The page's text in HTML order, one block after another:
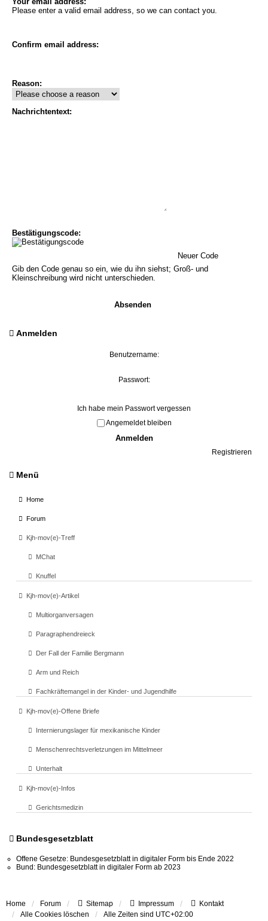
Please enter a valid email address, so we can contact you.
Confirm email address:
Reason:
Nachrichtentext:
Bestätigungscode:
Gib den Code genau so ein, wie du ihn siehst; Groß- und
Kleinschreibung wird nicht unterschieden.
Anmelden
Benutzername:
Passwort:
Ich habe mein Passwort vergessen
Angemeldet bleiben
Registrieren
Menü
Home
Forum
Kjh-mov(e)-Treff
MChat
Knuffel
Kjh-mov(e)-Artikel
Multiorganversagen
Paragraphendreieck
Der Fall der Familie Bergmann
Arm und Reich
Fachkräftemangel in der Kinder- und Jugendhilfe
Kjh-mov(e)-Offene Briefe
Internierungslager für mexikanische Kinder
Menschenrechtsverletzungen im Mittelmeer
Unterhalt
Kjh-mov(e)-Infos
Gerichtsmedizin
Bundesgesetzblatt
Offene Gesetze: Bundesgesetzblatt in digitaler Form bis Ende 2022
Bund: Bundesgesetzblatt in digitaler Form ab 2023
Home Forum Sitemap Impressum
Kontakt
Alle Cookies löschen
Alle Zeiten sind UTC+02:00